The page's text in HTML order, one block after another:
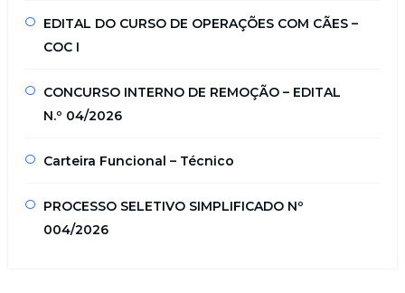
EDITAL DO CURSO DE OPERAÇÕES COM CÃES –
COC I
CONCURSO INTERNO DE REMOÇÃO – EDITAL
N.º 04/2026
Carteira Funcional – Técnico
PROCESSO SELETIVO SIMPLIFICADO Nº
004/2026